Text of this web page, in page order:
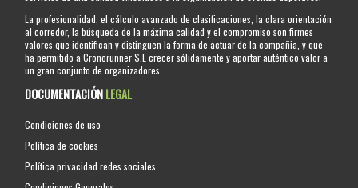
La profesionalidad, el cálculo avanzado de clasificaciones, la clara orientación
al corredor, la búsqueda de la máxima calidad y el compromiso son firmes
valores que identifican y distinguen la forma de actuar de la compañia, y que
ha permitido a Cronorunner S.L crecer sólidamente y aportar auténtico valor a
un gran conjunto de organizadores.
DOCUMENTACIÓNLEGAL
Condiciones de uso
Política de cookies
Política privacidad redes sociales